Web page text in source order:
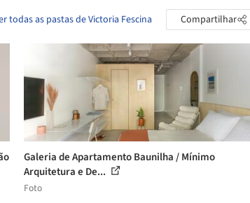
todas as pastas de Victoria Fescina Compartilhar
Galeria de Apartamento Baunilha / Mínimo
Arquitetura e De...
Foto